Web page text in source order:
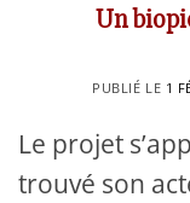
Un
PUBLIÉ LE 1
Le projet
trouvé son